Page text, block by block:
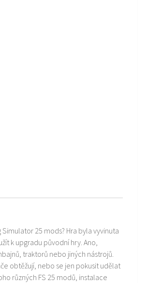
25 mods? Hra byla vyvinuta
k upgradu původní hry. Ano,
traktorů nebo jiných nástrojů.
obtěžují, nebo se jen pokusit udělat
různých FS 25 modů, instalace